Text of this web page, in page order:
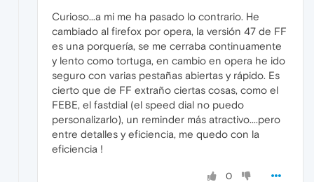
Curioso...a mi me ha pasado lo contrario. He
cambiado al firefox por opera, la versión 47 de FF
es una porquería, se me cerraba continuamente
y lento como tortuga, en cambio en opera he ido
seguro con varias pestañas abiertas y rápido. Es
cierto que de FF extraño ciertas cosas, como el
FEBE, el fastdial (el speed dial no puedo
personalizarlo), un reminder más atractivo....pero
entre detalles y eficiencia, me quedo con la
eficiencia !
0